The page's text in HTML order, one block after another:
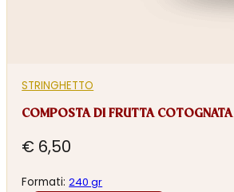
STRINGHETTO
COMPOSTA DI FRUTTA COTOGNATA
€ 6,50
Formati:240 gr